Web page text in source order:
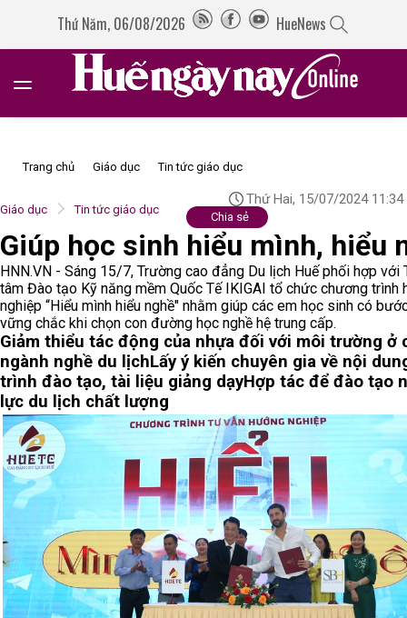
Thứ Năm, 06/08/2026 HueNews
Trang chủ Giáo dục Tin tức giáo dục
Giáo dục Tin tức giáo dục
Thứ Hai, 15/07/2024 11:34
Chia sẻ
Giúp học sinh hiểu mình, hiểu
HNN.VN - Sáng 15/7, Trường cao đẳng Du lịch Huế phối hợp với
tâm Đào tạo Kỹ năng mềm Quốc Tế IKIGAI tổ chức chương trình
nghiệp “Hiểu mình hiểu nghề" nhằm giúp các em học sinh có
vững chắc khi chọn con đường học nghề hệ trung cấp.
Giảm thiểu tác động của nhựa đối với môi trường ở
ngành nghề du lịchLấy ý kiến chuyên gia về nội
trình đào tạo, tài liệu giảng dạyHợp tác để đào tạo
lực du lịch chất lượng